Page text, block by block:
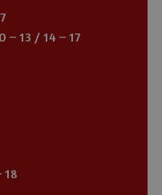
– 13 / 14 – 17